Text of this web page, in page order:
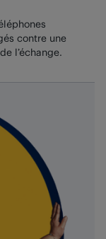
contre une
l’échange.